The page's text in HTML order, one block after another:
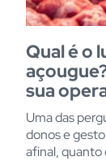
Qual é o
sua
Uma das
donos e
afinal, quanto